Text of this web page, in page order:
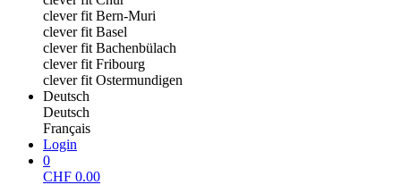
clever fit Bern-Muri
clever fit Basel
clever fit Bachenbülach
clever fit Fribourg
clever fit Ostermundigen
Deutsch
Deutsch
Français
Login
0
CHF 0.00